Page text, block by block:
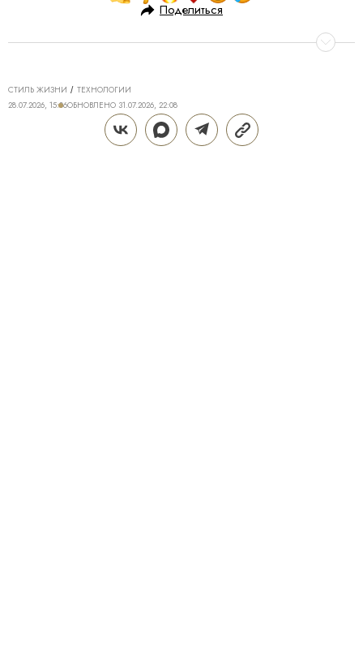
Поделиться
СТИЛЬ ЖИЗНИ
ТЕХНОЛОГИИ
28.07.2026, 15:06ОБНОВЛЕНО 31.07.2026, 22:08
ТЕХНОЛОГИИ DREAME ДЛЯ
ИДЕАЛЬНОГО ДОМА: КАК Z40